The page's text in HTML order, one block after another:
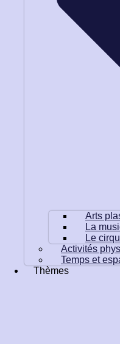
Arts
La
Le
Activités
Temps et
Thèmes